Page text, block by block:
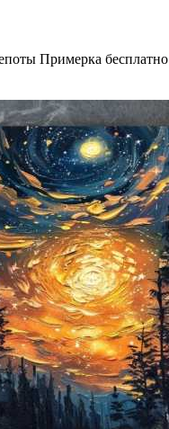
Примерка бесплатно